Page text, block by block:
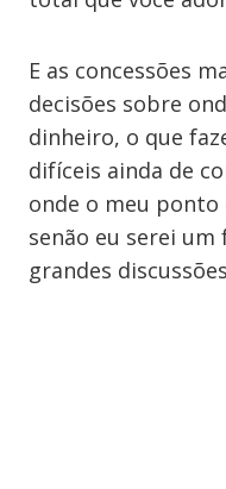
E as concessões
decisões sobre
dinheiro, o que
difíceis ainda de
onde o meu ponto
senão eu serei um
grandes